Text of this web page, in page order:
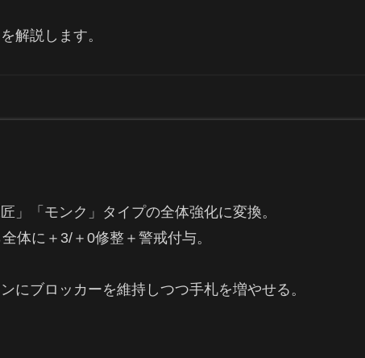
解説します。
「モンク」タイプの全体強化に変換。
体に＋3/＋0修整＋警戒付与。
にブロッカーを維持しつつ手札を増やせる。